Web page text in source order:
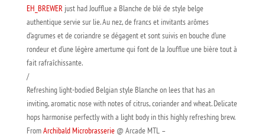
EH_BREWER just had Joufflue a Blanche de blé de style belge
authentique servie sur lie. Au nez, de francs et invitants arômes
d’agrumes et de coriandre se dégagent et sont suivis en bouche d’une
rondeur et d’une légère amertume qui font de la Joufflue une bière tout à
fait rafraîchissante.
/
Refreshing light-bodied Belgian style Blanche on lees that has an
inviting, aromatic nose with notes of citrus, coriander and wheat. Delicate
hops harmonise perfectly with a light body in this highly refreshing brew.
FromArchibald Microbrasserie@ Arcade MTL –